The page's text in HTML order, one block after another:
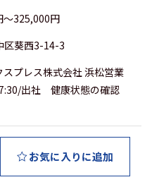
～325,000円
区葵西3-14-3
スプレス株式会社 浜松営業
出社 健康状態の確認
お気に入りに追加